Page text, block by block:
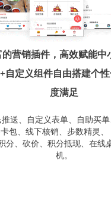
的营销插件，高效赋能中
自定义组件自由搭建个
度满足
推送、自定义表单、自助买
包、线下核销、步数精灵、
分、砍价、积分抵现、在线
机。